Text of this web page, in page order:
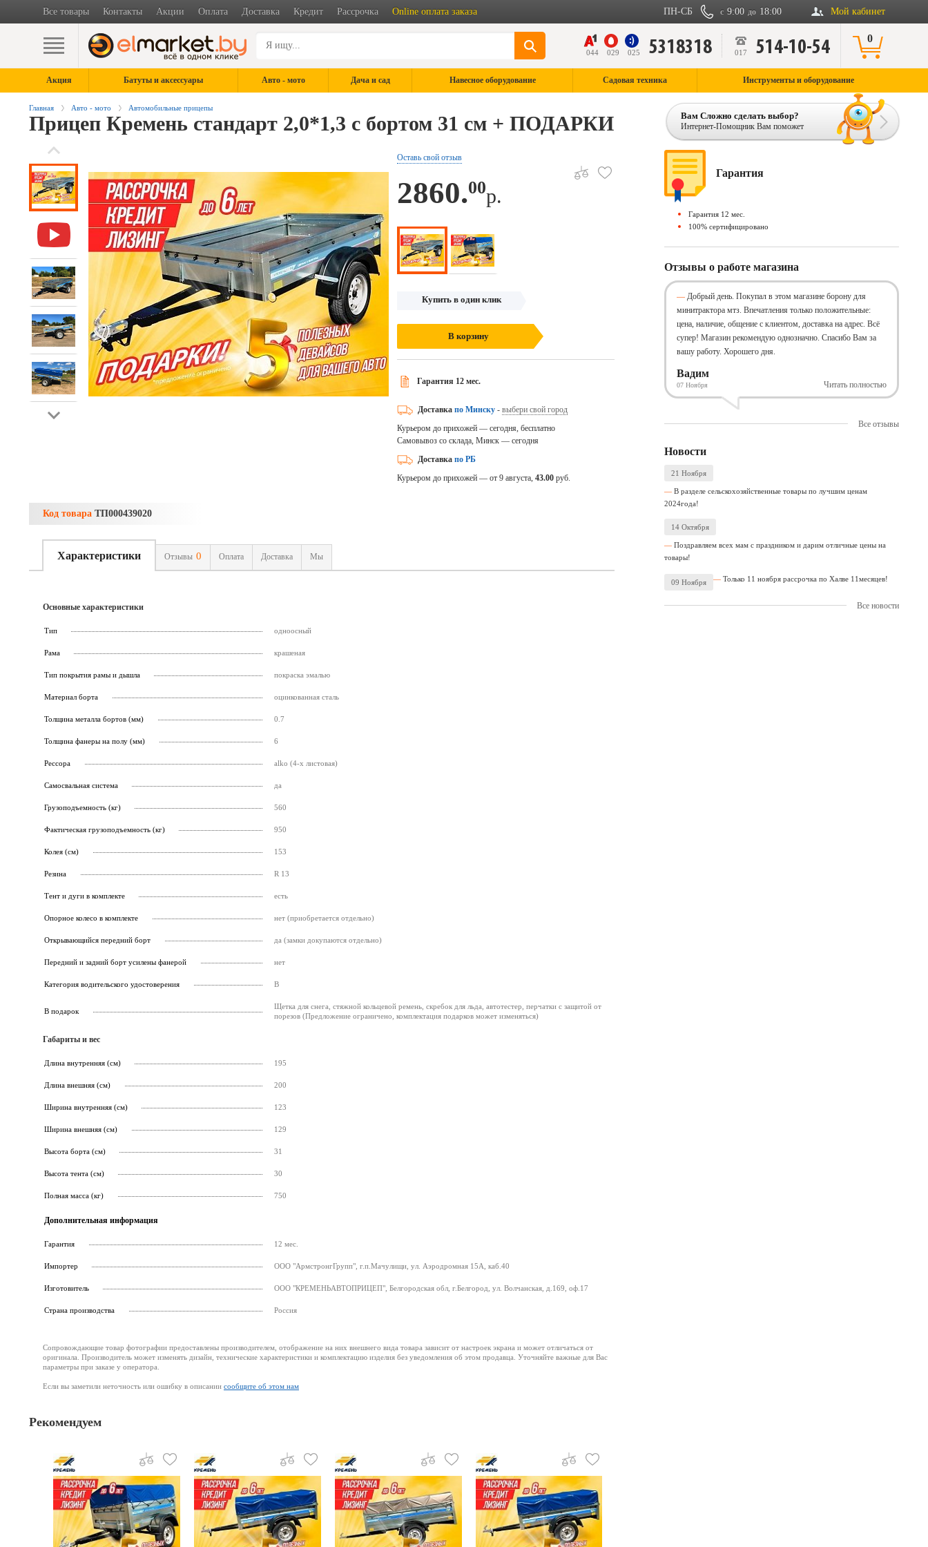
Все товары Контакты Акции Оплата Доставка Кредит Рассрочка Online оплата заказа Мой кабинет
с 9:00 до 18:00
ПН-СБ
044 029 025 5318318 017 514-10-54 0
Акция Батуты и аксессуары Авто - мото Дача и сад Навесное оборудование Садовая техника Инструменты и оборудование
Главная Авто - мото Автомобильные прицепы
Прицеп Кремень стандарт 2,0*1,3 с бортом 31 см + ПОДАРКИ Вам Сложно сделать выбор?
Интернет-Помощник Вам поможет
Оставь свой отзыв
2860.00р.
Купить в один клик
В корзину
Гарантия 12 мес.
Доставка по Минску- выбери свой город
Курьером до прихожей — сегодня, бесплатно
Самовывоз со склада, Минск — сегодня
Доставка по РБ
Курьером до прихожей — от 9 августа, 43.00 руб.
Код товара ТП000439020
Характеристики Отзывы 0 Оплата Доставка Мы
Основные характеристики
Тип одноосный
Рама крашеная
Тип покрытия рамы и дышла покраска эмалью
Материал борта оцинкованная сталь
Толщина металла бортов (мм) 0.7
Толщина фанеры на полу (мм) 6
Рессора alko (4-х листовая)
Самосвальная система да
Грузоподъемность (кг) 560
Фактическая грузоподъемность (кг) 950
Колея (см) 153
Резина R 13
Тент и дуги в комплекте есть
Опорное колесо в комплекте нет (приобретается отдельно)
Открывающийся передний борт да (замки докупаются отдельно)
Передний и задний борт усилены фанерой нет
Категория водительского удостоверения B
В подарок
Щетка для снега, стяжной кольцевой ремень, скребок для льда, автотестер, перчатки с защитой от
порезов (Предложение ограничено, комплектация подарков может изменяться)
Габариты и вес
Длина внутренняя (см) 195
Длина внешняя (см) 200
Ширина внутренняя (см) 123
Ширина внешняя (см) 129
Высота борта (см) 31
Высота тента (см) 30
Полная масса (кг) 750
Дополнительная информация
Гарантия 12 мес.
Импортер ООО "АрмстронгГрупп", г.п.Мачулищи, ул. Аэродромная 15А, каб.40
Изготовитель ООО "КРЕМЕНЬАВТОПРИЦЕП", Белгородская обл, г.Белгород, ул. Волчанская, д.169, оф.17
Страна производства Россия
Сопровождающие товар фотографии предоставлены производителем, отображение на них внешнего вида товара зависит от настроек экрана и может отличаться от
оригинала. Производитель может изменять дизайн, технические характеристики и комплектацию изделия без уведомления об этом продавца. Уточняйте важные для Вас
параметры при заказе у оператора.
Если вы заметили неточность или ошибку в описании сообщите об этом нам
Рекомендуем
Гарантия
Гарантия 12 мес.
100% сертифицировано
Отзывы о работе магазина
Добрый день. Покупал в этом магазине борону для
минитрактора мтз. Впечатления только положительные:
цена, наличие, общение с клиентом, доставка на адрес. Всё
супер! Магазин рекомендую однозначно. Спасибо Вам за
вашу работу. Хорошего дня.
Вадим
07 Ноября Читать полностью
Все отзывы
Новости
21 Ноября
В разделе сельскохозяйственные товары по лучшим ценам
2024года!
14 Октября
Поздравляем всех мам с праздником и дарим отличные цены на
товары!
09 Ноября Только 11 ноября рассрочка по Халве 11месяцев!
Все новости